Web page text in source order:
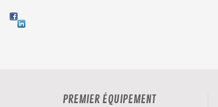
PREMIER ÉQUIPEMENT